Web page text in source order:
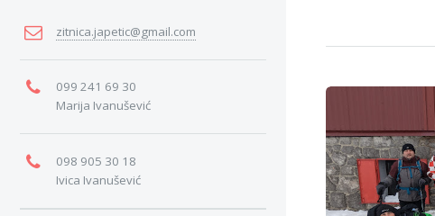
zitnica.japetic@gmail.com
099 241 69 30
Marija Ivanušević
098 905 30 18
Ivica Ivanušević